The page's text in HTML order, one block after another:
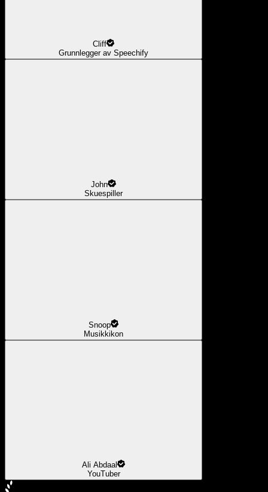
Cliff
Grunnlegger av Speechify
John
Skuespiller
Snoop
Musikkikon
Ali Abdaal
YouTuber